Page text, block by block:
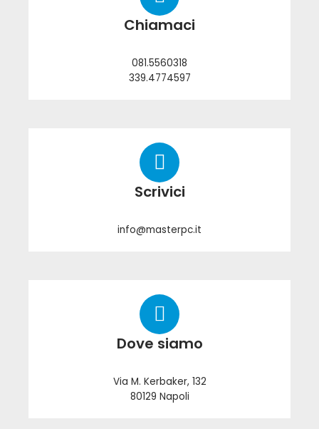
Chiamaci
081.5560318
339.4774597
Scrivici
info@masterpc.it
Dove siamo
Via M. Kerbaker, 132
80129 Napoli